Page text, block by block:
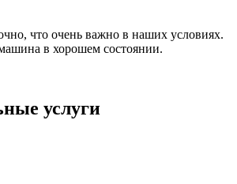
что очень важно в наших условиях.
в хорошем состоянии.
услуги